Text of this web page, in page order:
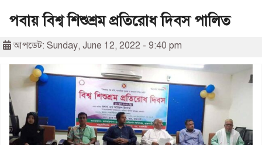
পবায় বিশ্ব শিশুশ্রম প্রতিরোধ দিবস পালিত
আপডেট: Sunday, June 12, 2022 - 9:40 pm